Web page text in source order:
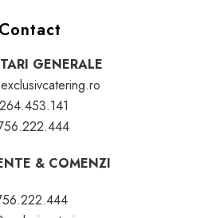
Contact
GENERALE
& COMENZI